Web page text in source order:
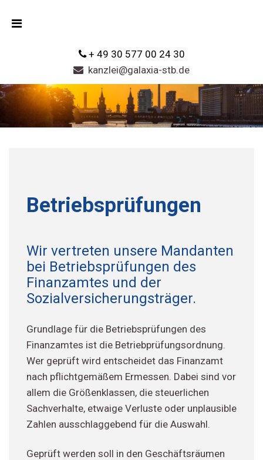
+ 49 30 577 00 24 30
kanzlei@galaxia-stb.de
Betriebsprüfungen
Wir vertreten unsere Mandanten
bei Betriebsprüfungen des
Finanzamtes und der
Sozialversicherungsträger.
Grundlage für die Betriebsprüfungen des
Finanzamtes ist die Betriebprüfungsordnung.
Wer geprüft wird entscheidet das Finanzamt
nach pflichtgemäßem Ermessen. Dabei sind vor
allem die Größenklassen, die steuerlichen
Sachverhalte, etwaige Verluste oder unplausible
Zahlen ausschlaggebend für die Auswahl.
Geprüft werden soll in den Geschäftsräumen